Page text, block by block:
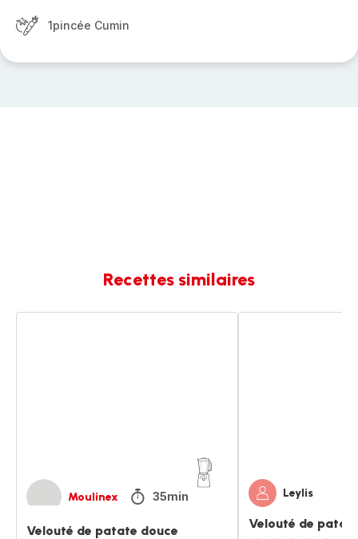
1pincée Cumin
Recettes similaires
Moulinex 35min
Velouté de patate douce
Leylis
Velouté de